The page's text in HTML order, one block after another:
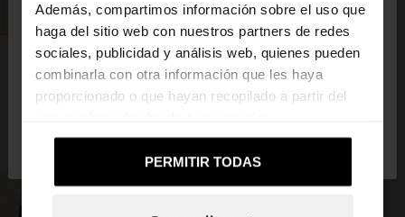
Además, compartimos información sobre el uso que
haga del sitio web con nuestros partners de redes
sociales, publicidad y análisis web, quienes pueden
combinarla con otra información que les haya
proporcionado o que hayan recopilado a partir del
PERMITIR TODAS
Estás accediendo a la web de España. ¿Quieres ir a
la web de United States?